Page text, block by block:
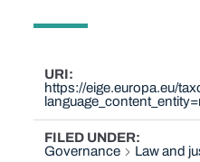
URI
https://eige.europa.eu/
FILED UNDER
Governance
Law and